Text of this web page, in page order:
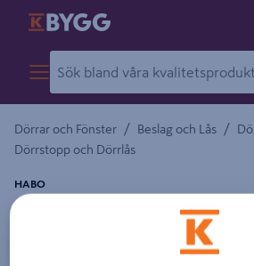
Dörrar och Fönster / Beslag och Lås /
Dörrstopp och Dörrlås
DÖRRKIL HABO 2380 GRÅ
HABO
Detaljerad beskrivning finns i